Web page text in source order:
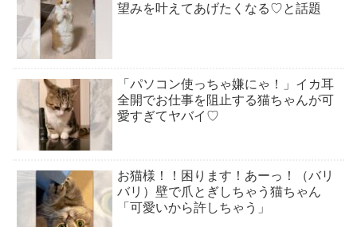
望みを叶えてあげたくなる♡と話題
「パソコン使っちゃ嫌にゃ！」イカ耳
全開でお仕事を阻止する猫ちゃんが可
愛すぎてヤバイ♡
お猫様！！困ります！あーっ！（バリ
バリ）壁で爪とぎしちゃう猫ちゃん
「可愛いから許しちゃう」